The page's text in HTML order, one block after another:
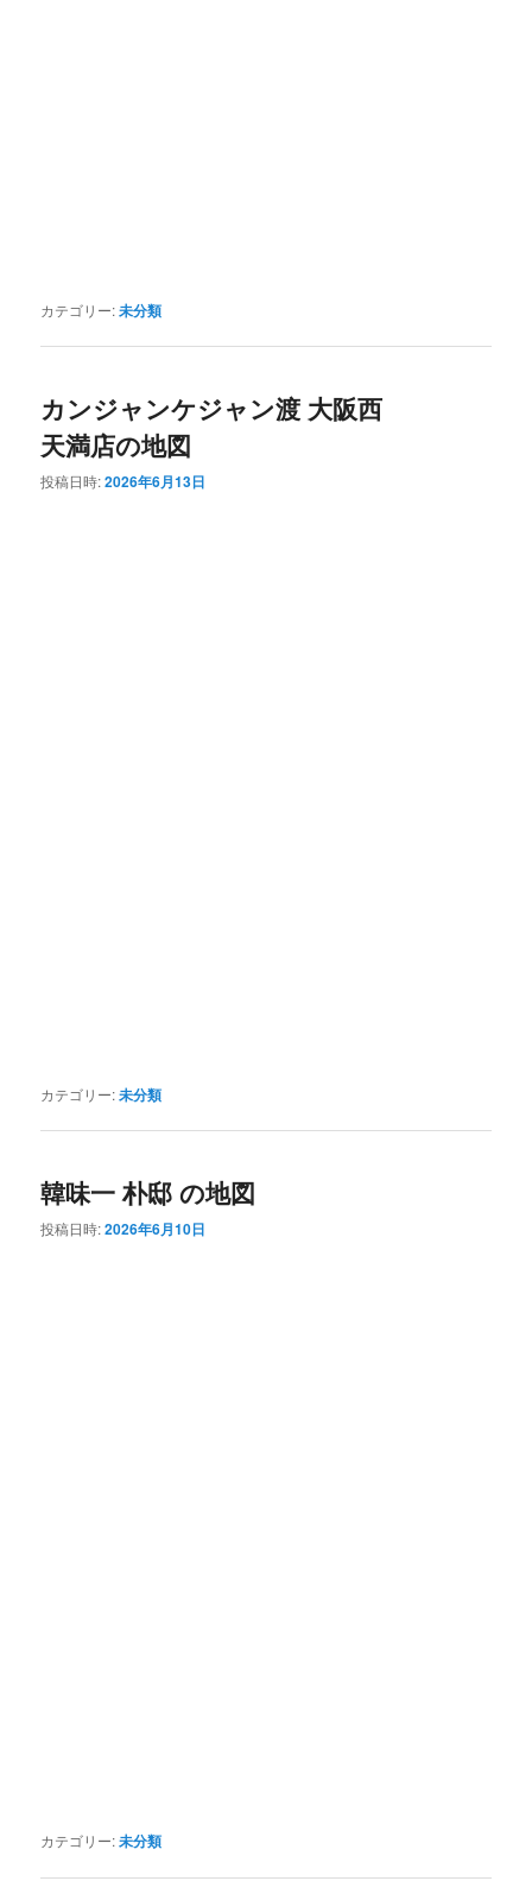
カテゴリー:未分類
カンジャンケジャン渡 大阪西
天満店の地図
投稿日時:2026年6月13日
カテゴリー:未分類
韓味一 朴邸 の地図
投稿日時:2026年6月10日
カテゴリー:未分類